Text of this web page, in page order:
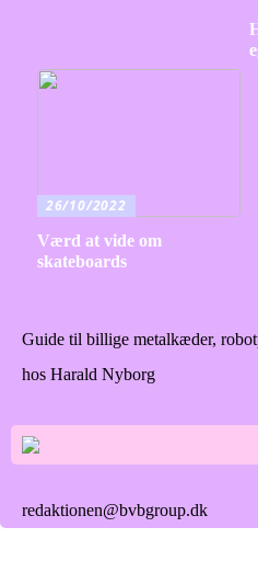
26/10/2022
Værd at vide om
skateboards
Guide til billige metalkæder,
hos Harald Nyborg
redaktionen@bvbgroup.dk